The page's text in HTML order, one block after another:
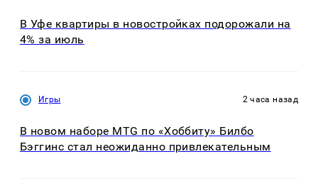
В Уфе квартиры в новостройках подорожали на
4% за июль
Игры 2 часа назад
В новом наборе MTG по «Хоббиту» Билбо
Бэггинс стал неожиданно привлекательным